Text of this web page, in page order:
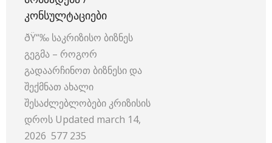
ᲙᲝᲜᲡᲣᲚᲢᲐᲪᲘᲔᲑᲘ
ðŸ“‰ საკრიზისო ბიზნეს
გეგმა – როგორ
გადაარჩინოთ ბიზნესი და
შექმნათ ახალი
შესაძლებლობები კრიზისის
დროს Updated march 14,
2026 577 235